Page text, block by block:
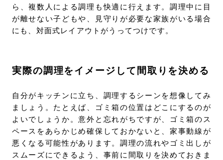
ら、複数人による調理も快適に行えます。調理中に目
が離せない子どもや、見守りが必要な家族がいる場合
にも、対面式レイアウトがうってつけです。
実際の調理をイメージして間取りを決める
自分がキッチンに立ち、調理するシーンを想像してみ
ましょう。たとえば、ゴミ箱の位置はどこにするのが
よいでしょうか。意外と忘れがちですが、ゴミ箱のス
ペースをあらかじめ確保しておかないと、家事動線が
悪くなる可能性があります。調理の流れやゴミ出しが
スムーズにできるよう、事前に間取りを決めておきま